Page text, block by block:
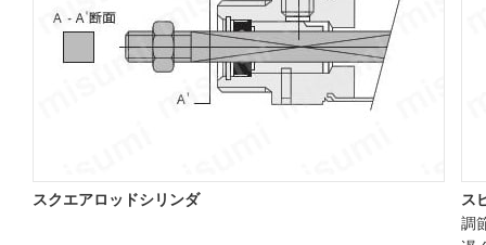
スクエアロッドシリンダ
ス
調